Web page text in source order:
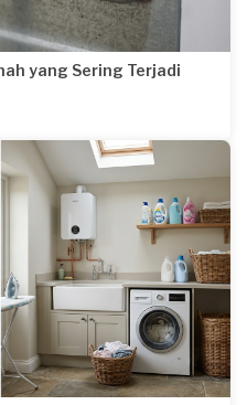
yang Sering Terjadi